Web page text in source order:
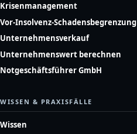
Krisenmanagement
Vor-Insolvenz-Schadensbegrenzung
Unternehmensverkauf
Unternehmenswert berechnen
Notgeschäftsführer GmbH
WISSEN & PRAXISFÄLLE
Wissen